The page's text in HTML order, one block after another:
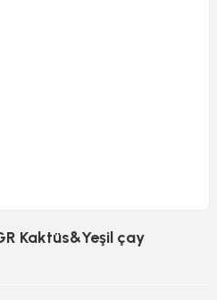
Kaktüs&Yeşil çay